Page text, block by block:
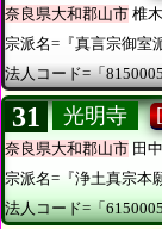
奈良県大和郡山市 椎
宗派名=『真言宗御室
法人コード=「
31 光明寺
奈良県大和郡山市 田
宗派名=『浄土真宗本
法人コード=「